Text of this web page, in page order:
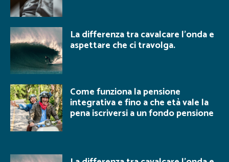
La differenza tra cavalcare l’onda e
aspettare che ci travolga.
Come funziona la pensione
integrativa e fino a che età vale la
pena iscriversi a un fondo pensione